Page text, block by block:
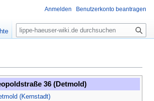
36 (Detmold)
(Kernstadt)
Anmelden Benutzerkonto beantragen
S
u
e